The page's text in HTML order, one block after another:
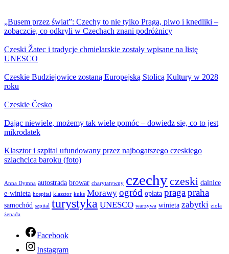
„Busem przez świat”: Czechy to nie tylko Praga, piwo i knedliki –
zobaczcie, co odkryli w Czechach znani podróżnicy
Czeski Žatec i tradycje chmielarskie zostały wpisane na listę
UNESCO
Czeskie Budziejowice zostaną Europejską Stolicą Kultury w 2028
roku
Czeskie Česko
Dając niewiele, możemy tak wiele pomóc – dowiedz się, co to jest
mikrodatek
Klasztor i szpital ufundowany przez najbogatszego czeskiego
szlachcica baroku (foto)
Anna Dymna autostrada browar charytatywny czechyczeski dalnice
e-winieta hospital klasztor kuks Morawy ogród opłata pragapraha
samochód szpital turystyka UNESCO warzywa winieta zabytki zioła
żenada
Facebook
Instagram